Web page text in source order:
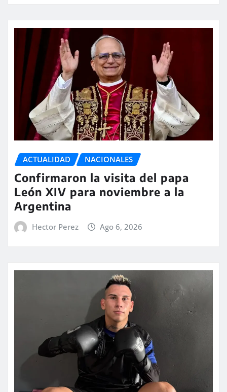
ACTUALIDAD NACIONALES
Confirmaron la visita del papa
León XIV para noviembre a la
Argentina
Hector Perez Ago 6, 2026